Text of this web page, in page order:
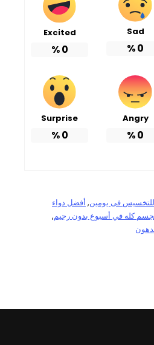
Excited
Surprise
فى يومين, أفضل دواء
في أسبوع بدون رجيم ,